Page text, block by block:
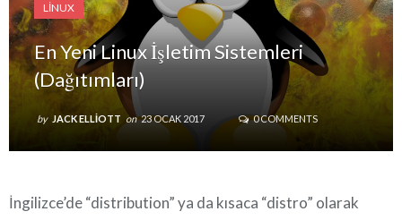
LINUX
En Yeni Linux İşletim Sistemleri
(Dağıtımları)
by JACK ELLIOTT on 23 OCAK 2017 0 COMMENTS
İngilizce’de “distribution” ya da kısaca “distro” olarak